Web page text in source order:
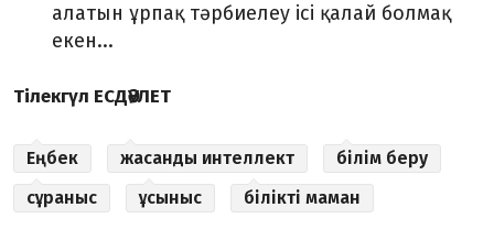
алатын ұрпақ тәрбиелеу ісі қа­лай болмақ
екен...
Тілекгүл ЕСДӘУЛЕТ
Еңбек жасанды интеллект
білім беру
сұраныс
ұсыныс білікті маман